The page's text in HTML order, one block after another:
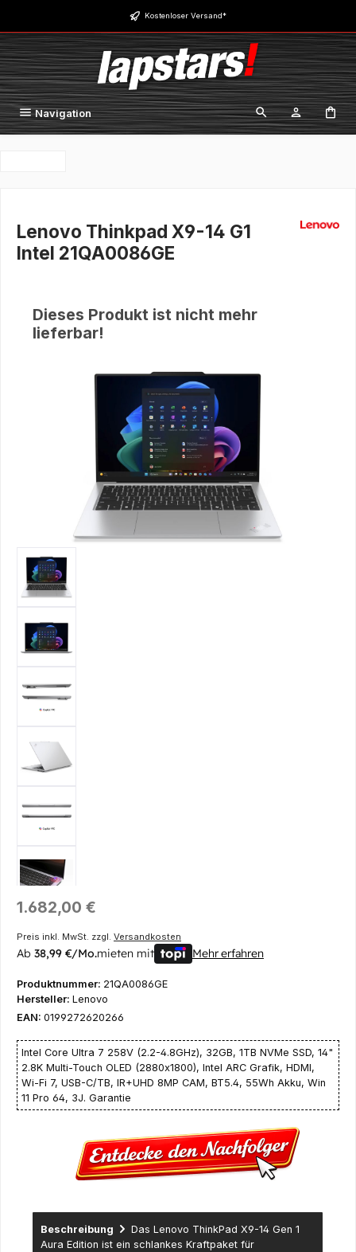
Zum Hauptinhalt springen Kostenloser Versand*
Navigation
Lenovo Thinkpad X9-14 G1
Intel 21QA0086GE
Dieses Produkt ist nicht mehr
lieferbar!
Bildergalerie überspringen
Regulärer Preis:
1.682,00 €
Preis inkl. MwSt. zzgl. Versandkosten
Ab 38,99 €/Mo.mieten mit Mehr erfahren
Produktnummer: 21QA0086GE
Hersteller: Lenovo
EAN: 0199272620266
Intel Core Ultra 7 258V (2.2-4.8GHz), 32GB, 1TB NVMe SSD, 14"
2.8K Multi-Touch OLED (2880x1800), Intel ARC Grafik, HDMI,
Wi-Fi 7, USB-C/TB, IR+UHD 8MP CAM, BT5.4, 55Wh Akku, Win
11 Pro 64, 3J. Garantie
Beschreibung
Das Lenovo ThinkPad X9-14 Gen 1
Aura Edition ist ein schlankes Kraftpaket für